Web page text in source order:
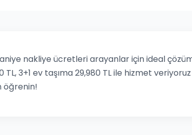
nakliye ücretleri arayanlar için ideal
TL, 3+1 ev taşıma 29,980 TL ile hizmet
öğrenin!